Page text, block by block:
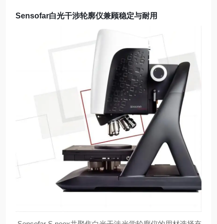
Sensofar白光干涉轮廓仪兼顾稳定与耐用